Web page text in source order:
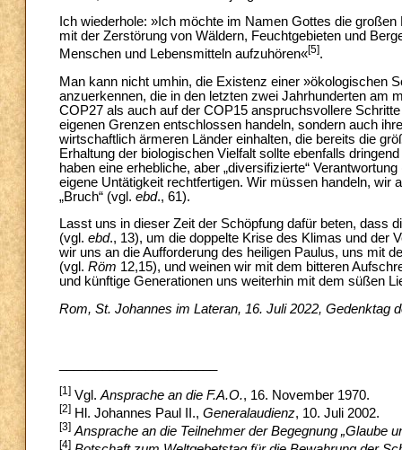
Ich wiederhole: »Ich möchte im Namen Gottes die
mit der Zerstörung von Wäldern, Feuchtgebieten und
Menschen und Lebensmitteln aufzuhören«[5].
Man kann nicht umhin, die Existenz einer »ökologischen
anzuerkennen, die in den letzten zwei Jahrhunderten am
COP27 als auch auf der COP15 anspruchsvollere
eigenen Grenzen entschlossen handeln, sondern auch
wirtschaftlich ärmeren Länder einhalten, die bereits die
Erhaltung der biologischen Vielfalt sollte ebenfalls
haben eine erhebliche, aber „diversifizierte“
eigene Untätigkeit rechtfertigen. Wir müssen handeln, wir
„Bruch“ (vgl. ebd., 61).
Lasst uns in dieser Zeit der Schöpfung dafür beten, dass
(vgl. ebd., 13), um die doppelte Krise des Klimas und der
wir uns an die Aufforderung des heiligen Paulus, uns mit
(vgl. Röm 12,15), und weinen wir mit dem bitteren
und künftige Generationen uns weiterhin mit dem süßen
Rom, St. Johannes im Lateran, 16. Juli 2022, Gedenktag
[1] Vgl. Ansprache an die F.A.O., 16. November 1970.
[2] Hl. Johannes Paul II., Generalaudienz, 10. Juli 2002.
[3] Ansprache an die Teilnehmer der Begegnung „Glaube
[4]